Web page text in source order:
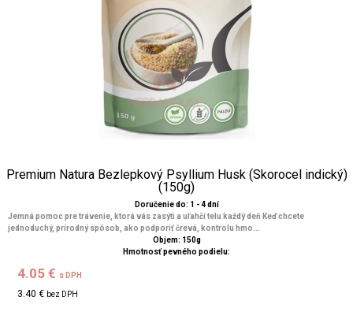
Premium Natura Bezlepkový Psyllium Husk (Skorocel indický)
(150g)
Doručenie do: 1 - 4 dní
Jemná pomoc pre trávenie, ktorá vás zasýti a uľahčí telu každý deň Keď chcete
jednoduchý, prírodný spôsob, ako podporiť črevá, kontrolu hmo...
Objem: 150g
Hmotnosť pevného podielu:
4.05 € s DPH
3.40 € bez DPH